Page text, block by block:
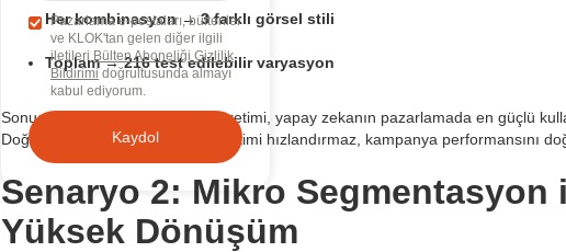
Pazarlama e-postaları, bültenler
ve KLOK'tan gelen diğer ilgili
iletileri Bülten Aboneliği Gizlilik
Bildirimi doğrultusunda almayı
kabul ediyorum.
Her kombinasyon → 3 farklı görsel stili
Toplam → 216 test edilebilir varyasyon
Sonuç olarak kreatif varyasyon üretimi, yapay zekanın pazarlamada en güçlü
Doğru kullanıldığında yalnızca üretimi hızlandırmaz, kampanya performansını
Senaryo 2: Mikro Segmentasyon
Yüksek Dönüşüm